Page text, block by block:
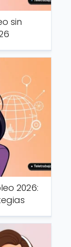
sin
2026: